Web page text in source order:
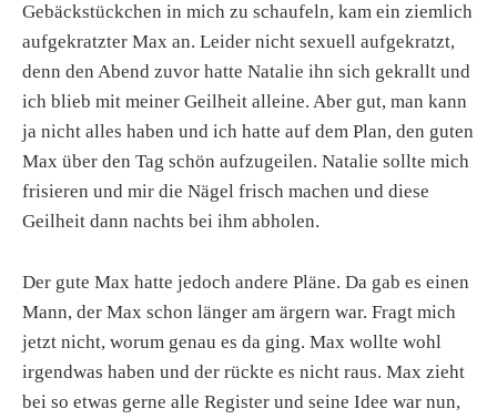
Gebäckstückchen in mich zu schaufeln, kam ein ziemlich
aufgekratzter Max an. Leider nicht sexuell aufgekratzt,
denn den Abend zuvor hatte Natalie ihn sich gekrallt und
ich blieb mit meiner Geilheit alleine. Aber gut, man kann
ja nicht alles haben und ich hatte auf dem Plan, den guten
Max über den Tag schön aufzugeilen. Natalie sollte mich
frisieren und mir die Nägel frisch machen und diese
Geilheit dann nachts bei ihm abholen.
Der gute Max hatte jedoch andere Pläne. Da gab es einen
Mann, der Max schon länger am ärgern war. Fragt mich
jetzt nicht, worum genau es da ging. Max wollte wohl
irgendwas haben und der rückte es nicht raus. Max zieht
bei so etwas gerne alle Register und seine Idee war nun,